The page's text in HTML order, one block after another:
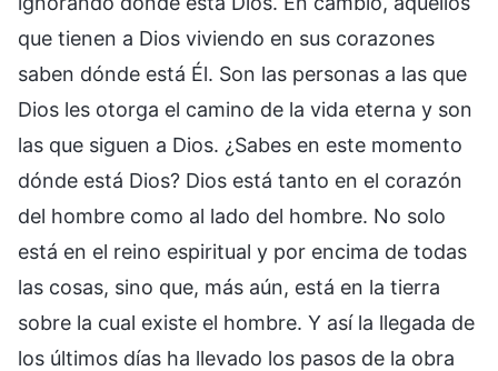
que tienen a Dios viviendo en sus corazones
saben dónde está Él. Son las personas a las que
Dios les otorga el camino de la vida eterna y son
las que siguen a Dios. ¿Sabes en este momento
dónde está Dios? Dios está tanto en el corazón
del hombre como al lado del hombre. No solo
está en el reino espiritual y por encima de todas
las cosas, sino que, más aún, está en la tierra
sobre la cual existe el hombre. Y así la llegada de
los últimos días ha llevado los pasos de la obra